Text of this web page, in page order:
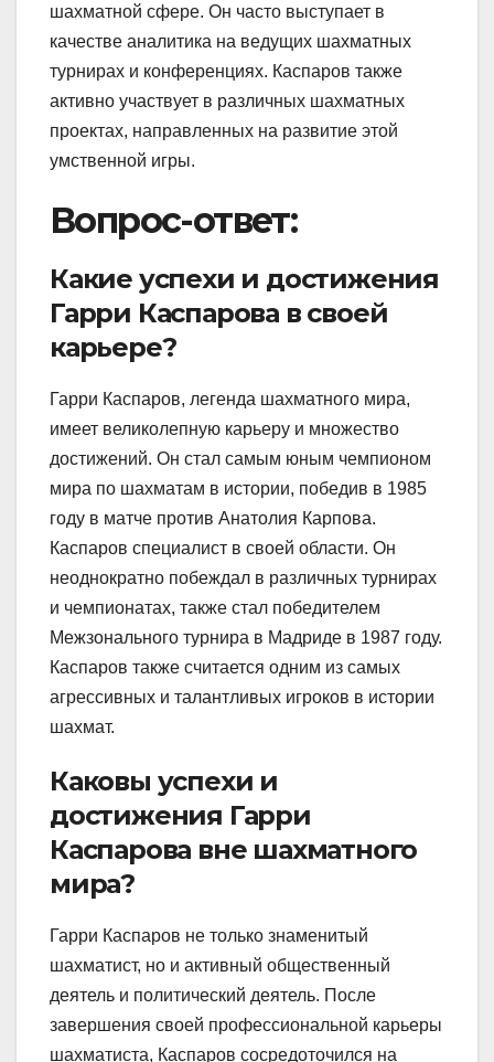
шахматной сфере. Он часто выступает в
качестве аналитика на ведущих шахматных
турнирах и конференциях. Каспаров также
активно участвует в различных шахматных
проектах, направленных на развитие этой
умственной игры.
Вопрос-ответ:
Какие успехи и достижения
Гарри Каспарова в своей
карьере?
Гарри Каспаров, легенда шахматного мира,
имеет великолепную карьеру и множество
достижений. Он стал самым юным чемпионом
мира по шахматам в истории, победив в 1985
году в матче против Анатолия Карпова.
Каспаров специалист в своей области. Он
неоднократно побеждал в различных турнирах
и чемпионатах, также стал победителем
Межзонального турнира в Мадриде в 1987 году.
Каспаров также считается одним из самых
агрессивных и талантливых игроков в истории
шахмат.
Каковы успехи и
достижения Гарри
Каспарова вне шахматного
мира?
Гарри Каспаров не только знаменитый
шахматист, но и активный общественный
деятель и политический деятель. После
завершения своей профессиональной карьеры
шахматиста, Каспаров сосредоточился на